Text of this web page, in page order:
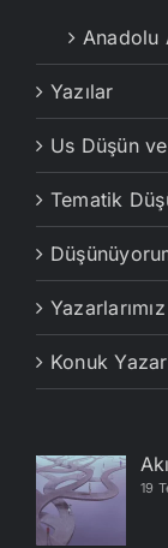
Anadolu
Yazılar
Us Düşün
Tematik
Yazarlarımız
Konuk
19